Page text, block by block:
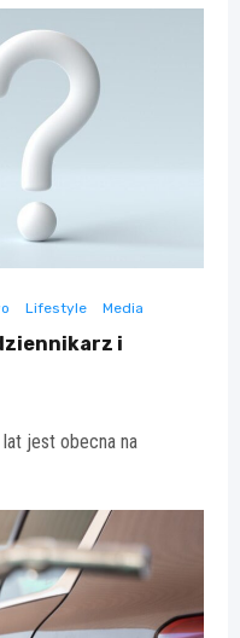
Lifestyle Media
i
jest obecna na